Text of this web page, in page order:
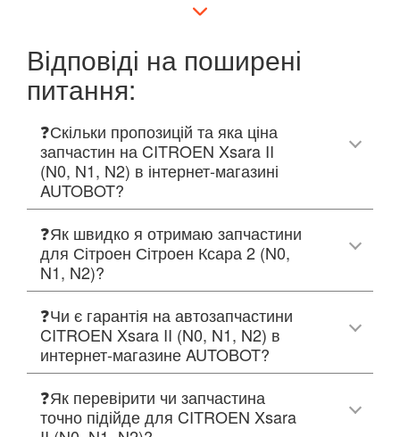
Відповіді на поширені
питання:
❓Скільки пропозицій та яка ціна
запчастин на CITROEN Xsara II
(N0, N1, N2) в інтернет-магазині
AUTOBOT?
❓Як швидко я отримаю запчастини
для Сітроен Сітроен Ксара 2 (N0,
N1, N2)?
❓Чи є гарантія на автозапчастини
CITROEN Xsara II (N0, N1, N2) в
интернет-магазине AUTOBOT?
❓Як перевірити чи запчастина
точно підійде для CITROEN Xsara